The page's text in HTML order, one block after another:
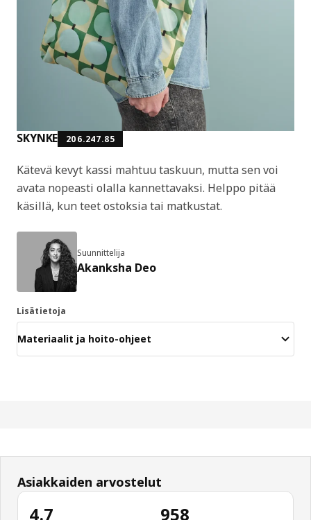
SKYNKE 206.247.85
Kätevä kevyt kassi mahtuu taskuun, mutta sen voi
avata nopeasti olalla kannettavaksi. Helppo pitää
käsillä, kun teet ostoksia tai matkustat.
Suunnittelija
Akanksha Deo
Lisätietoja
Materiaalit ja hoito-ohjeet
Asiakkaiden arvostelut
4.7 958